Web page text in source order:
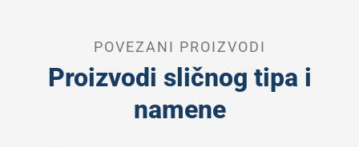
POVEZANI PROIZVODI
Proizvodi sličnog tipa i
namene